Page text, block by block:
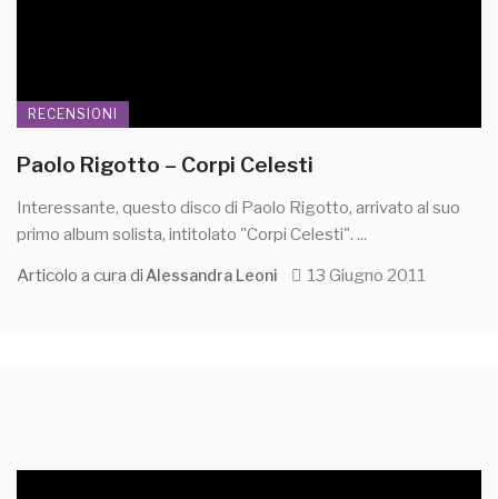
RECENSIONI
Paolo Rigotto – Corpi Celesti
Interessante, questo disco di Paolo Rigotto, arrivato al suo
primo album solista, intitolato "Corpi Celesti". ...
Articolo a cura di Alessandra Leoni 13 Giugno 2011